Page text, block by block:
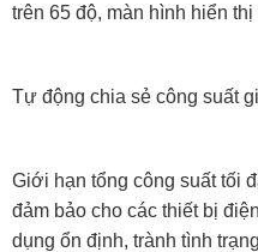
trên 65 độ, màn hình hiển thị
Tự động chia sẻ công suất
Giới hạn tổng công suất tối
đảm bảo cho các thiết bị
dụng ổn định, trành tình